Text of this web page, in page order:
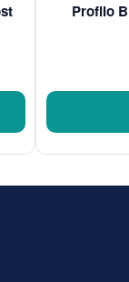
Profilo